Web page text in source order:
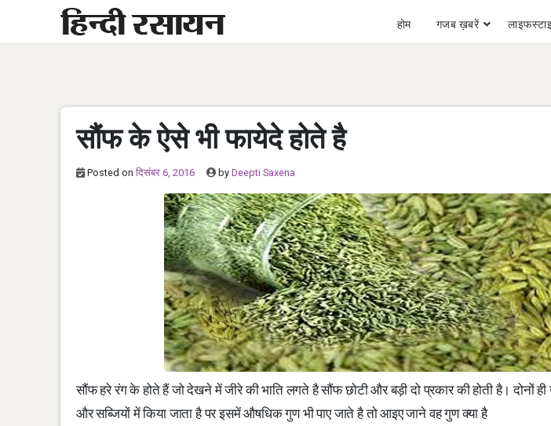
content
होम गजब ख़बरें
सौंफ के ऐसे भी फायेदे होते है
Posted on दिसंबर 6, 2016 by Deepti Saxena
सौंफ हरे रंग के होते हैं जो देखने में जीरे की भाति लगते है सौंफ छोटी और बड़ी दो प्रकार की होती है। दोनों
और सब्जियों में किया जाता है पर इसमें औषधिक गुण भी पाए जाते है तो आइए जाने वह गुण क्या है